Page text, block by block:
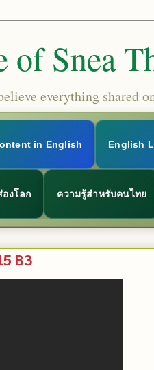
Snea
everything shared
in English English
งโลก ความรู้สำหรับคนไทย
B3